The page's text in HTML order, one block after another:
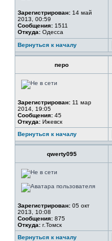
Зарегистрирован: 14 май
2013, 00:59
Сообщения: 1511
Откуда: Одесса
Вернуться к началу
перо
Зарегистрирован: 11 мар
2014, 19:05
Сообщения: 45
Откуда: Ижевск
Вернуться к началу
qwerty095
Зарегистрирован: 05 окт
2013, 10:08
Сообщения: 875
Откуда: г.Томск
Вернуться к началу